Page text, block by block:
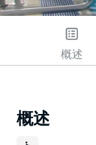
概述
概述